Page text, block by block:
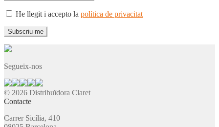
He llegit i accepto la política de privacitat
Segueix-nos
© 2026 Distribuïdora Claret
Contacte
Carrer Sicília, 410